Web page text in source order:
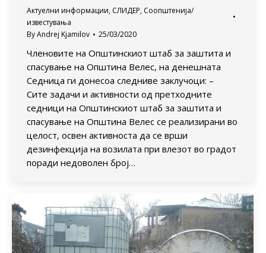
Актуелни информации, СЛИДЕР, Соопштенија/
известувања
ByAndrej Kjamilov 25/03/2020
Членовите на Општинскиот штаб за заштита и
спасување на Општина Велес, на денешната
Седница ги донесоа следниве заклучоци: –
Сите задачи и активности од претходните
седници на Општинскиот штаб за заштита и
спасување на Општина Велес се реализирани во
целост, освен активноста да се врши
дезинфекција на возилата при влезот во градот
поради недоволен број…